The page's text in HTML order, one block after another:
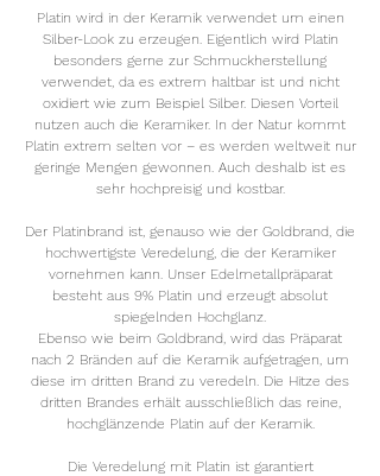
Platin wird in der Keramikverwendet um einen
Silber-Look zu erzeugen. Eigentlich wird Platin
besonders gerne zur Schmuckherstellung
verwendet, da es extrem haltbar ist und nicht
oxidiert wie zum Beispiel Silber. Diesen Vorteil
nutzen auch die Keramiker. In der Natur kommt
Platin extrem selten vor – es werden weltweit nur
geringe Mengen gewonnen. Auch deshalb ist es
sehr hochpreisigund kostbar.
Der Platinbrand ist, genauso wie der Goldbrand, die
hochwertigste Veredelung, die der Keramiker
vornehmen kann. Unser Edelmetallpräparat
besteht aus 9% Platin und erzeugt absolut
spiegelnden Hochglanz.
Ebenso wie beim Goldbrand, wird das Präparat
nach 2 Bränden auf die Keramik aufgetragen, um
diese im dritten Brand zu veredeln. Die Hitze des
dritten Brandes erhält ausschließlich das reine,
hochglänzende Platin auf der Keramik.
Die Veredelung mit Platin ist garantiert